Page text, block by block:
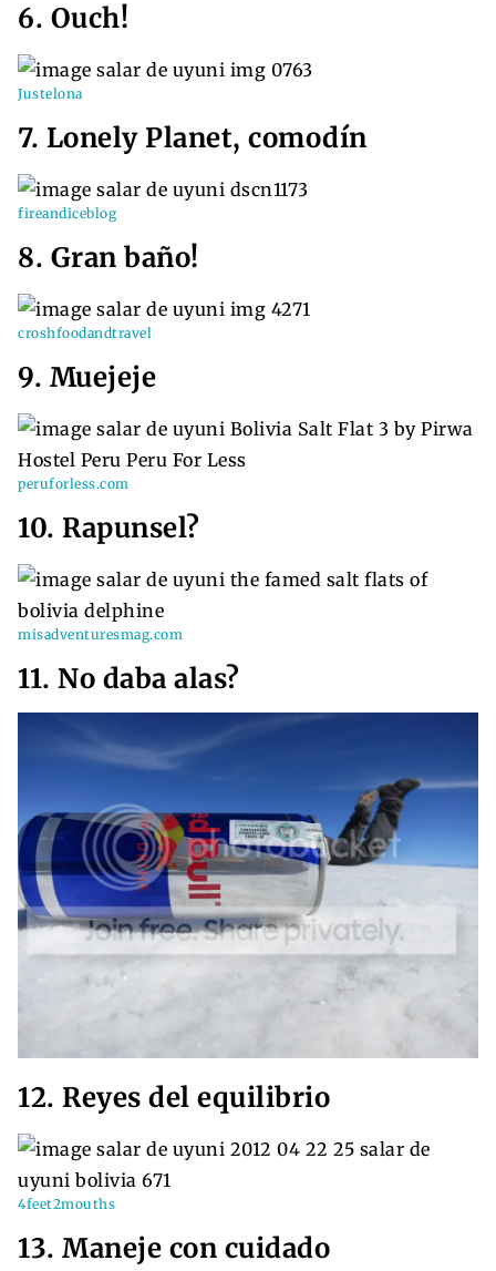
6. Ouch!
Justelona
7. Lonely Planet, comodín
fireandiceblog
8. Gran baño!
croshfoodandtravel
9. Muejeje
peruforless.com
10. Rapunsel?
misadventuresmag.com
11. No daba alas?
12. Reyes del equilibrio
4feet2mouths
13. Maneje con cuidado